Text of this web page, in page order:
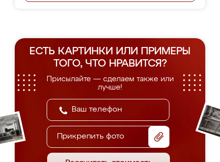
ЕСТЬ КАРТИНКИ ИЛИ ПРИМЕРЫ
ТОГО, ЧТО НРАВИТСЯ?
Присылайте — сделаем также или
лучше!
Прикрепить фото